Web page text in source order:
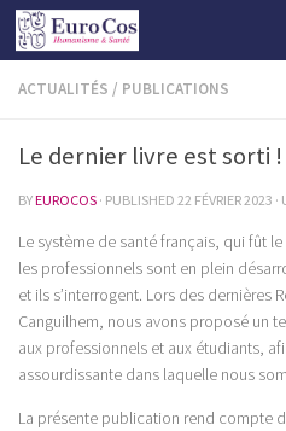
ACTUALITÉS / PUBLICATIONS
Le dernier livre est sorti !
BYEUROCOS · PUBLISHED 22 FÉVRIER 2023 ·
Le système de santé français, qui fût
les professionnels sont en plein
et ils s’interrogent. Lors des dernières
Canguilhem, nous avons proposé un
aux professionnels et aux étudiants,
assourdissante dans laquelle nous
La présente publication rend compte